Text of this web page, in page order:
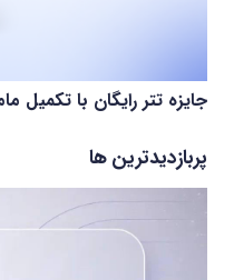
جایزه تتر رایگان با تکمیل
پربازدیدترین ها